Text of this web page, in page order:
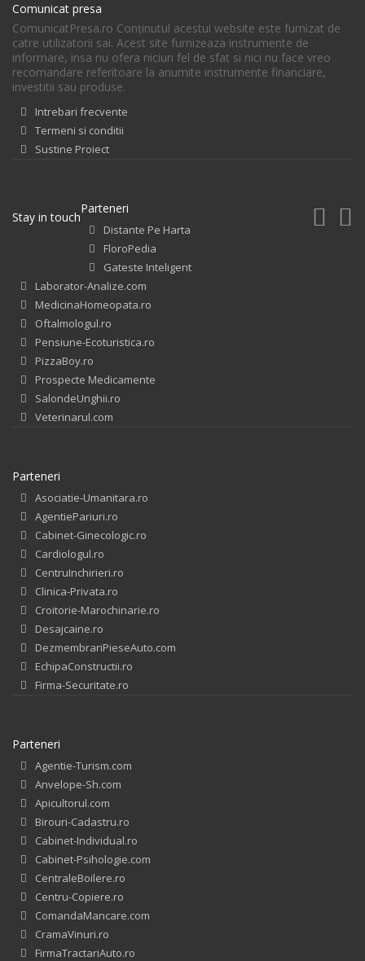
Comunicat presa
ComunicatPresa.ro Conţinutul acestui website este furnizat de
catre utilizatorii sai. Acest site furnizeaza instrumente de
informare, insa nu ofera niciun fel de sfat si nici nu face vreo
recomandare referitoare la anumite instrumente financiare,
investitii sau produse.
Intrebari frecvente
Termeni si conditii
Sustine Proiect
Stay in touch
Parteneri
Distante Pe Harta
FloroPedia
Gateste Inteligent
Laborator-Analize.com
MedicinaHomeopata.ro
Oftalmologul.ro
Pensiune-Ecoturistica.ro
PizzaBoy.ro
Prospecte Medicamente
SalondeUnghii.ro
Veterinarul.com
Parteneri
Asociatie-Umanitara.ro
AgentiePariuri.ro
Cabinet-Ginecologic.ro
Cardiologul.ro
CentruInchirieri.ro
Clinica-Privata.ro
Croitorie-Marochinarie.ro
Desajcaine.ro
DezmembrariPieseAuto.com
EchipaConstructii.ro
Firma-Securitate.ro
Parteneri
Agentie-Turism.com
Anvelope-Sh.com
Apicultorul.com
Birouri-Cadastru.ro
Cabinet-Individual.ro
Cabinet-Psihologie.com
CentraleBoilere.ro
Centru-Copiere.ro
ComandaMancare.com
CramaVinuri.ro
FirmaTractariAuto.ro